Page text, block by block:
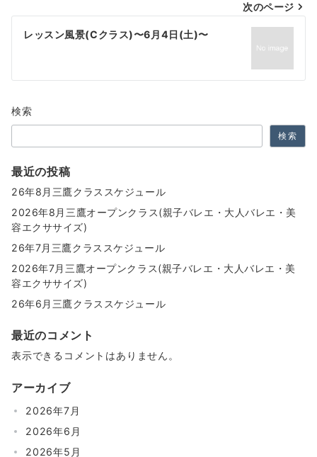
ビ
ゲ
シ
ョ
ン
次のページ
レッスン風景(Cクラス)〜6月4日(土)〜
検索
検索
最近の投稿
26年8月三鷹クラススケジュール
2026年8月三鷹オープンクラス(親子バレエ・大人バレエ・美
容エクササイズ)
26年7月三鷹クラススケジュール
2026年7月三鷹オープンクラス(親子バレエ・大人バレエ・美
容エクササイズ)
26年6月三鷹クラススケジュール
最近のコメント
表示できるコメントはありません。
アーカイブ
2026年7月
2026年6月
2026年5月